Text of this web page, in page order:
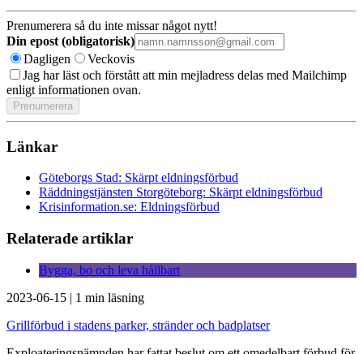
Prenumerera så du inte missar något nytt!
Din epost (obligatorisk)
Dagligen
Veckovis
Jag har läst och förstått att min mejladress delas med Mailchimp
enligt informationen ovan.
Länkar
Göteborgs Stad: Skärpt eldningsförbud
Räddningstjänsten Storgöteborg: Skärpt eldningsförbud
Krisinformation.se: Eldningsförbud
Relaterade artiklar
Bygga, bo och leva hållbart
2023-06-15 | 1 min läsning
Grillförbud i stadens parker, stränder och badplatser